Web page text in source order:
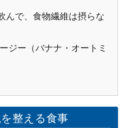
んで、食物繊維は摂らな
ジー（バナナ・オートミ
整える食事